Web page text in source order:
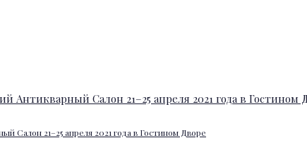
Салон 21–25 апреля 2021 года в Гостином Дворе